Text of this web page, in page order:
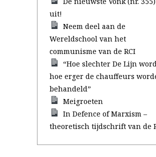
uit!
Neem deel aan de
Wereldschool van het
communisme van de RCI
“Hoe slechter De Lijn
hoe erger de chauffeurs
behandeld”
Meigroeten
In Defence of Marxism –
theoretisch tijdschrift van de